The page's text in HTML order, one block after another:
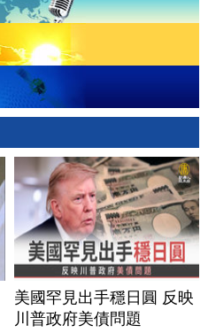
美國罕見出手穩日圓 反映
川普政府美債問題